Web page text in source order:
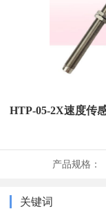
HTP-05-2X速度传
产品规格：
关键词